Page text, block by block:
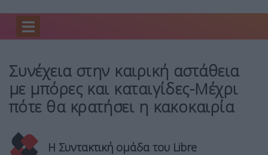
Home
Συνέχεια στην καιρική αστάθεια
με μπόρες και καταιγίδες-Μέχρι
πότε θα κρατήσει η κακοκαιρία
Η Συντακτική ομάδα του Libre